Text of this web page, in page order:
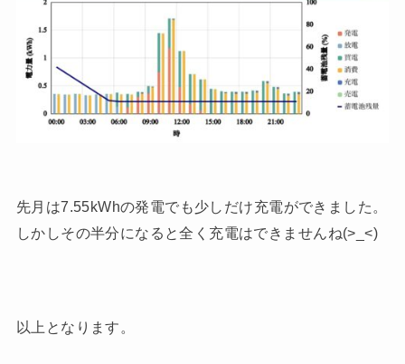
先月は7.55kWhの発電でも少しだけ充電ができました。
しかしその半分になると全く充電はできませんね(>_<)
以上となります。